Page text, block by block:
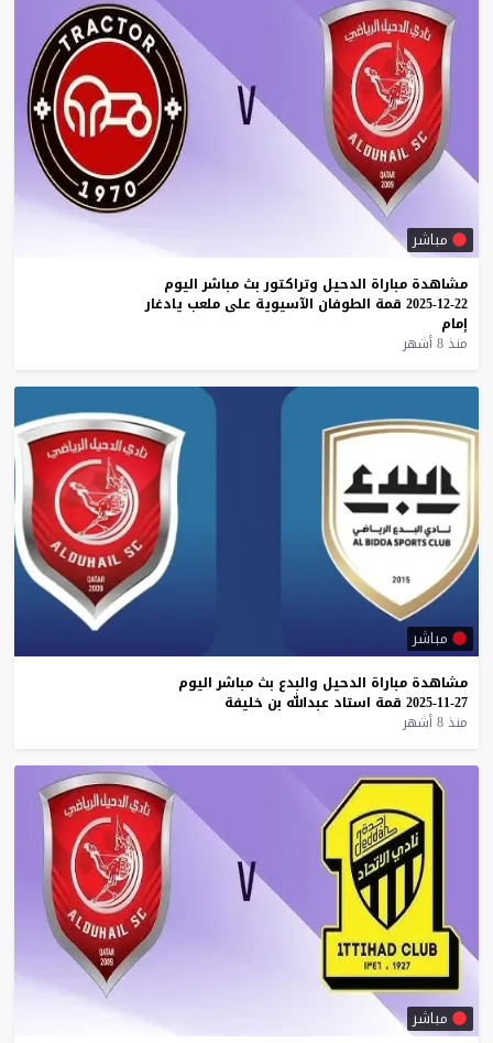
مباشر
مشاهدة مباراة الدحيل وتراكتور بث مباشر اليوم
22-12-2025
قمة الطوفان الآسيوية على ملعب يادغار
إمام
منذ 8 أشهر
مباشر
مشاهدة مباراة الدحيل والبدع بث مباشر اليوم
27-11-2025
قمة استاد عبدالله بن خليفة
منذ 8 أشهر
مباشر